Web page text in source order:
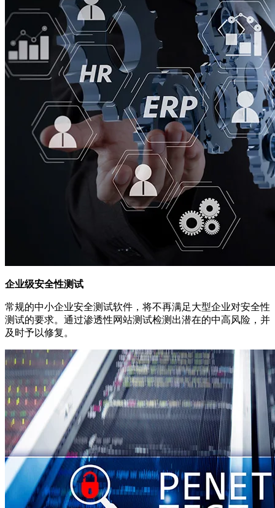
企业级安全性测试
常规的中小企业安全测试软件，将不再满足大型企业对安全性
测试的要求。通过渗透性网站测试检测出潜在的中高风险，并
及时予以修复。